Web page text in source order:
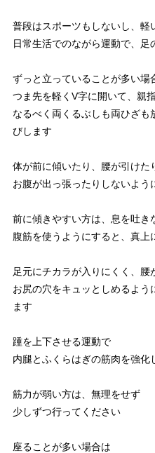
普段はスポーツもしないし、軽
日常生活でのながら運動で、
ずっと立っていることが多い場
つま先を軽くV字に開いて、親
なるべく両くるぶしも両ひざ
びします
体が前に傾いたり、腰が引けた
お腹が出っ張ったりしないよう
前に傾きやすい方は、息を吐き
腹筋を使うようにすると、真上
足元にチカラが入りにくく、腰
お尻の穴をキュッとしめるよう
ます
踵を上下させる運動で
内腿とふくらはぎの筋肉を強化
筋力が弱い方は、無理をせず
少しずつ行ってください
座ることが多い場合は